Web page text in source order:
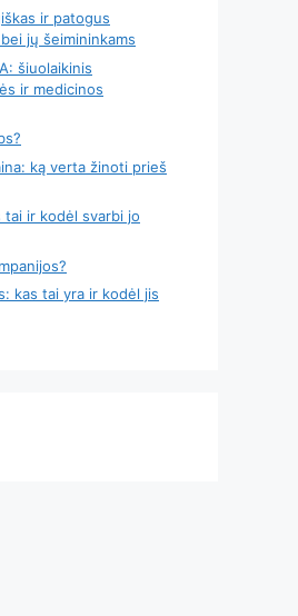
ir patogus
jų šeimininkams
šiuolaikinis
ir medicinos
ką verta žinoti prieš
tai ir kodėl svarbi jo
kas tai yra ir kodėl jis